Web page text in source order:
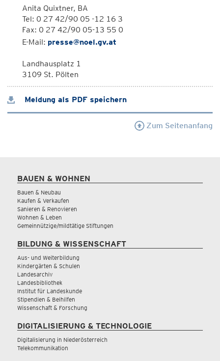
Anita Quixtner, BA
Tel: 0 27 42/90 05 -12 16 3
Fax: 0 27 42/90 05-13 55 0
E-Mail: presse@noel.gv.at
Landhausplatz 1
3109 St. Pölten
Meldung als PDF speichern
Zum Seitenanfang
BAUEN & WOHNEN
Bauen & Neubau
Kaufen & Verkaufen
Sanieren & Renovieren
Wohnen & Leben
Gemeinnützige/mildtätige Stiftungen
BILDUNG & WISSENSCHAFT
Aus- und Weiterbildung
Kindergärten & Schulen
Landesarchiv
Landesbibliothek
Institut für Landeskunde
Stipendien & Beihilfen
Wissenschaft & Forschung
DIGITALISIERUNG & TECHNOLOGIE
Digitalisierung in Niederösterreich
Telekommunikation